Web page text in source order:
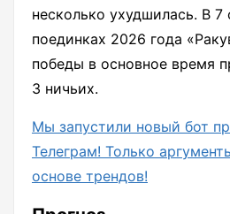
несколько ухудшилась. В
поединках 2026 года
победы в основное время
3 ничьих.
Мы запустили новый бот
Телеграм! Только
основе трендов!